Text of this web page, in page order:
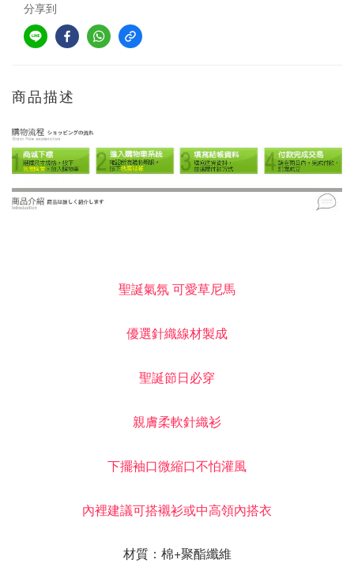
分享到
商品描述
聖誕氣氛 可愛草尼馬
優選針織線材製成
聖誕節日必穿
親膚柔軟針織衫
下擺袖口微縮口不怕灌風
內裡建議可搭襯衫或中高領內搭衣
材質：棉+聚酯纖維